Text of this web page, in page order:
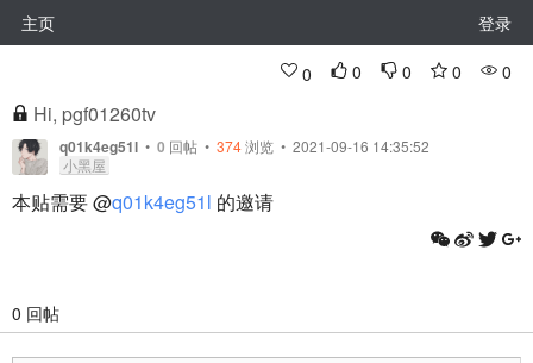
主页 登录
0 0 0 0 0
Hi, pgf01260tv
q01k4eg51l • 0 回帖 • 374浏览 • 2021-09-16 14:35:52
小黑屋
本贴需要 @q01k4eg51l 的邀请
0 回帖